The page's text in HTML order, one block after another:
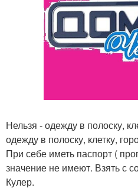
Нельзя - одежду в полоску,
одежду в полоску, клетку,
При себе иметь паспорт (
значение не имеют. Взять с
Кулер.